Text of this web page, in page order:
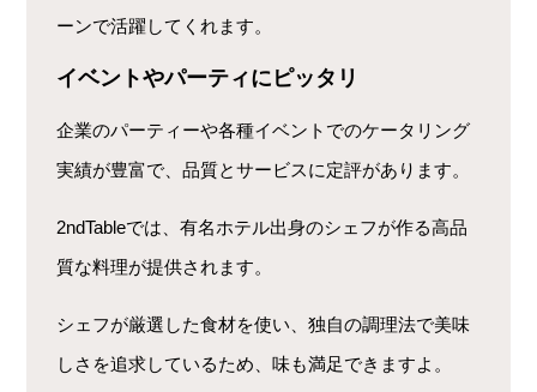
ーンで活躍してくれます。
イベントやパーティにピッタリ
企業のパーティーや各種イベントでのケータリング
実績が豊富で、品質とサービスに定評があります。
2ndTableでは、有名ホテル出身のシェフが作る高品
質な料理が提供されます。
シェフが厳選した食材を使い、独自の調理法で美味
しさを追求しているため、味も満足できますよ。